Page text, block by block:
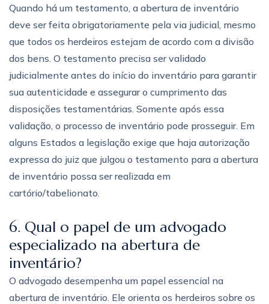
Quando há um testamento, a abertura de inventário
deve ser feita obrigatoriamente pela via judicial, mesmo
que todos os herdeiros estejam de acordo com a divisão
dos bens. O testamento precisa ser validado
judicialmente antes do início do inventário para garantir
sua autenticidade e assegurar o cumprimento das
disposições testamentárias. Somente após essa
validação, o processo de inventário pode prosseguir. Em
alguns Estados a legislação exige que haja autorização
expressa do juiz que julgou o testamento para a abertura
de inventário possa ser realizada em
cartório/tabelionato.
6. Qual o papel de um advogado
especializado na abertura de
inventário?
O advogado desempenha um papel essencial na
abertura de inventário. Ele orienta os herdeiros sobre os